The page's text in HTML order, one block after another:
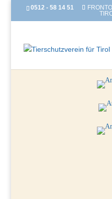
0512 - 58 14 51